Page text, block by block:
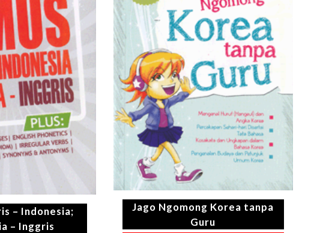
– Indonesia;
– Inggris
Jago Ngomong Korea tanpa
Guru